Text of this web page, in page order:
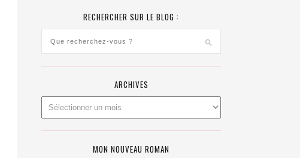
RECHERCHER SUR LE BLOG :
ARCHIVES
MON NOUVEAU ROMAN